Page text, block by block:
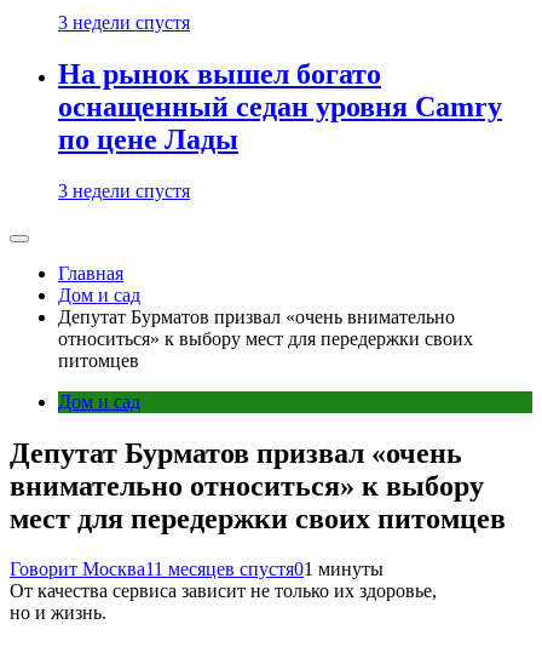
3 недели спустя
На рынок вышел богато
оснащенный седан уровня Camry
по цене Лады
3 недели спустя
Главная
Дом и сад
Депутат Бурматов призвал «очень внимательно
относиться» к выбору мест для передержки своих
питомцев
Дом и сад
Депутат Бурматов призвал «очень
внимательно относиться» к выбору
мест для передержки своих питомцев
Говорит Москва11 месяцев спустя01 минуты
От качества сервиса зависит не только их здоровье,
но и жизнь.